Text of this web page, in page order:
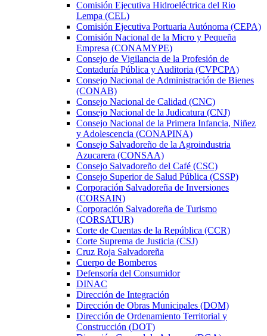
Comisión Ejecutiva Hidroeléctrica del Rio
Lempa (CEL)
Comisión Ejecutiva Portuaria Autónoma (CEPA)
Comisión Nacional de la Micro y Pequeña
Empresa (CONAMYPE)
Consejo de Vigilancia de la Profesión de
Contaduría Pública y Auditoria (CVPCPA)
Consejo Nacional de Administración de Bienes
(CONAB)
Consejo Nacional de Calidad (CNC)
Consejo Nacional de la Judicatura (CNJ)
Consejo Nacional de la Primera Infancia, Niñez
y Adolescencia (CONAPINA)
Consejo Salvadoreño de la Agroindustria
Azucarera (CONSAA)
Consejo Salvadoreño del Café (CSC)
Consejo Superior de Salud Pública (CSSP)
Corporación Salvadoreña de Inversiones
(CORSAIN)
Corporación Salvadoreña de Turismo
(CORSATUR)
Corte de Cuentas de la República (CCR)
Corte Suprema de Justicia (CSJ)
Cruz Roja Salvadoreña
Cuerpo de Bomberos
Defensoría del Consumidor
DINAC
Dirección de Integración
Dirección de Obras Municipales (DOM)
Dirección de Ordenamiento Territorial y
Construcción (DOT)